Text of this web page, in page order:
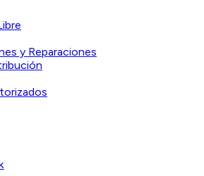
y Reparaciones